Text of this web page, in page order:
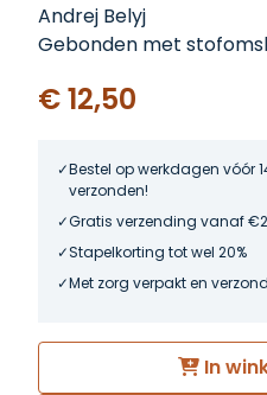
Andrej Belyj
Gebonden met
€ 12,50
Bestel op werkdagen vóór
verzonden!
Gratis verzending vanaf
Stapelkorting tot wel 20%
Met zorg verpakt en
In